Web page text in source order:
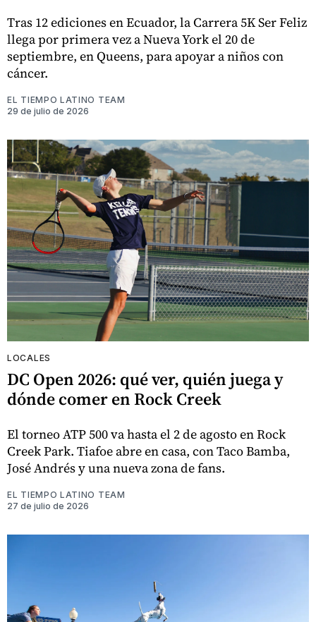
Tras 12 ediciones en Ecuador, la Carrera 5K Ser Feliz
llega por primera vez a Nueva York el 20 de
septiembre, en Queens, para apoyar a niños con
cáncer.
EL TIEMPO LATINO TEAM
29 de julio de 2026
LOCALES
DC Open 2026: qué ver, quién juega y
dónde comer en Rock Creek
El torneo ATP 500 va hasta el 2 de agosto en Rock
Creek Park. Tiafoe abre en casa, con Taco Bamba,
José Andrés y una nueva zona de fans.
EL TIEMPO LATINO TEAM
27 de julio de 2026